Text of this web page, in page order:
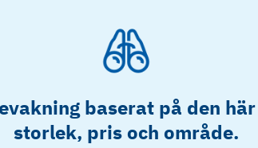
baserat på den
storlek, pris och område.